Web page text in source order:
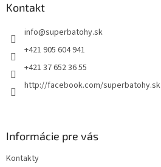
Kontakt
info@superbatohy.sk
+421 905 604 941
+421 37 652 36 55
http://facebook.com/superbatohy.sk
Informácie pre vás
Kontakty